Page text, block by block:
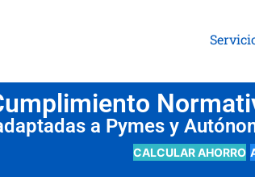
a Pymes y
CALCULAR AHORRO